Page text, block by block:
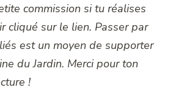
commission si tu réalises
cliqué sur le lien. Passer par
est un moyen de supporter
du Jardin. Merci pour ton
!